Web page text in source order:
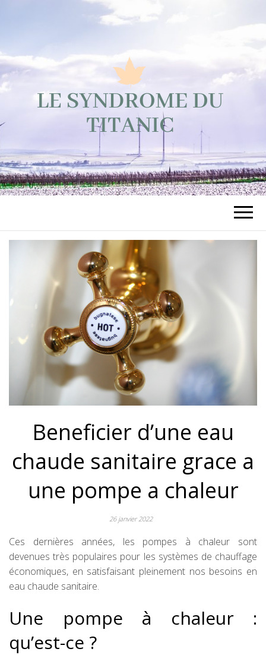
LE
SYNDROME
DU TITANIC
Tous les sujets écologiques!
Beneficier d’une eau
chaude sanitaire grace a
une pompe a chaleur
26 janvier 2022
Ces dernières années, les pompes à chaleur sont
devenues très populaires pour les systèmes de chauffage
économiques, en satisfaisant pleinement nos besoins en
eau chaude sanitaire.
Une pompe à chaleur :
qu’est-ce ?